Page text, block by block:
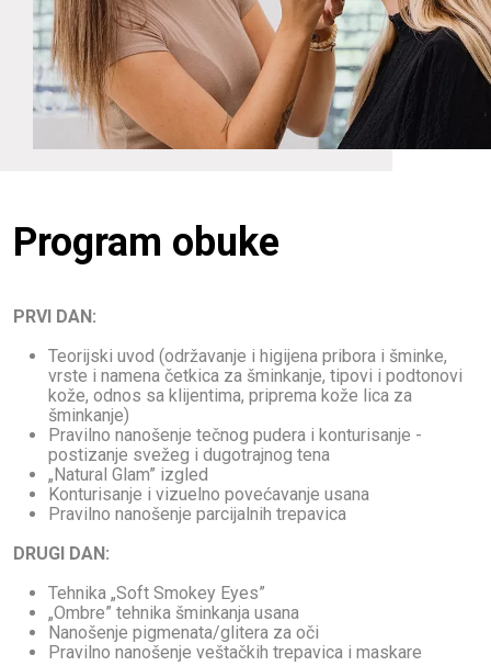
Program obuke
PRVI DAN:
Teorijski uvod (održavanje i higijena pribora i šminke,
vrste i namena četkica za šminkanje, tipovi i podtonovi
kože, odnos sa klijentima, priprema kože lica za
šminkanje)
Pravilno nanošenje tečnog pudera i konturisanje -
postizanje svežeg i dugotrajnog tena
„Natural Glam” izgled
Konturisanje i vizuelno povećavanje usana
Pravilno nanošenje parcijalnih trepavica
DRUGI DAN:
Tehnika „Soft Smokey Eyes”
„Ombre” tehnika šminkanja usana
Nanošenje pigmenata/glitera za oči
Pravilno nanošenje veštačkih trepavica i maskare